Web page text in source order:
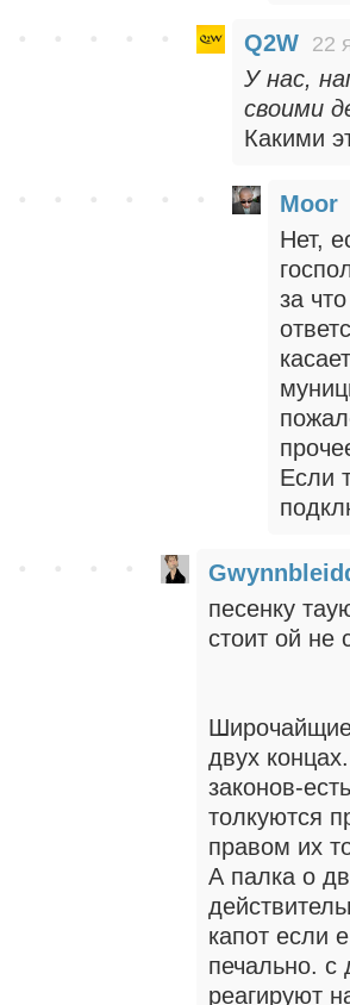
Q2W 22
У нас,
своими
Какими
Moor
Нет,
за
Если
песенку
стоит ой не
двух
законов-
толкуются
правом их
А палка о
капот если
печально. с
реагируют